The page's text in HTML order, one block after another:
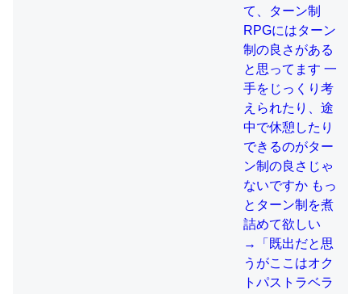
論文では「淡水はカルシウムも酸素も不足してて両方に不
利だから両方が拮抗してるのでは」とあって面白い。海に
いる鋏角類（カブトガニ・ウミグモ）はカルシウムを使わ
ずキチンを強化してる筈だが、酵素が違うのか？
─ニュース :: 【研究発表】昆虫学の大問題＝「昆虫はなぜ海にいな
これを元に考えるとカルシウムを大量に使う脊椎動物と貝
類は苦労してるんだな…。腹足類だと殻を無くしてナメク
─ニュース :: 【研究発表】昆虫学の大問題＝「昆虫はなぜ海にいな